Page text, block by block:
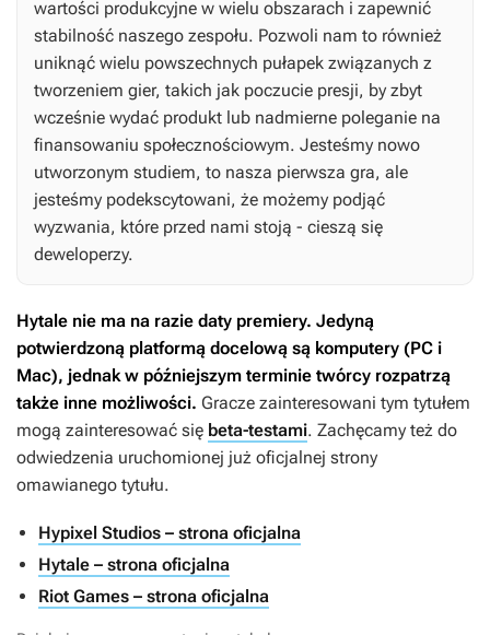
wartości produkcyjne w wielu obszarach i zapewnić
stabilność naszego zespołu. Pozwoli nam to również
uniknąć wielu powszechnych pułapek związanych z
tworzeniem gier, takich jak poczucie presji, by zbyt
wcześnie wydać produkt lub nadmierne poleganie na
finansowaniu społecznościowym. Jesteśmy nowo
utworzonym studiem, to nasza pierwsza gra, ale
jesteśmy podekscytowani, że możemy podjąć
wyzwania, które przed nami stoją - cieszą się
deweloperzy.
Hytale nie ma na razie daty premiery. Jedyną
potwierdzoną platformą docelową są komputery (PC i
Mac), jednak w późniejszym terminie twórcy rozpatrzą
także inne możliwości. Gracze zainteresowani tym tytułem
mogą zainteresować się beta-testami. Zachęcamy też do
odwiedzenia uruchomionej już oficjalnej strony
omawianego tytułu.
Hypixel Studios – strona oficjalna
Hytale – strona oficjalna
Riot Games – strona oficjalna